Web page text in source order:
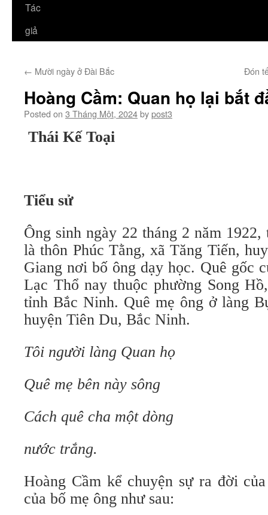
Tác
giả
← Mười ngày ở Đài Bắc Đón
Hoàng Cầm: Quan họ lại bắt
Posted on 3 Tháng Một, 2024bypost3
Thái Kế Toại
Tiểu sử
Ông sinh ngày 22 tháng 2 năm
là thôn Phúc Tằng, xã Tăng Tiến,
Giang nơi bố ông dạy học. Quê gốc
Lạc Thổ nay thuộc phường Song
tỉnh Bắc Ninh. Quê mẹ ông ở làng
huyện Tiên Du, Bắc Ninh.
Tôi người làng Quan họ
Quê mẹ bên này sông
Cách quê cha một dòng
nước trắng.
Hoàng Cầm kể chuyện sự ra đời
của bố mẹ ông như sau: